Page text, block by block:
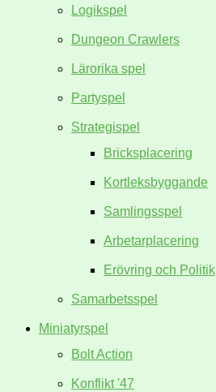
Logikspel
Dungeon Crawlers
Lärorika spel
Partyspel
Strategispel
Bricksplacering
Kortleksbyggande
Samlingsspel
Arbetarplacering
Erövring och Politik
Samarbetsspel
Miniatyrspel
Bolt Action
Konflikt '47